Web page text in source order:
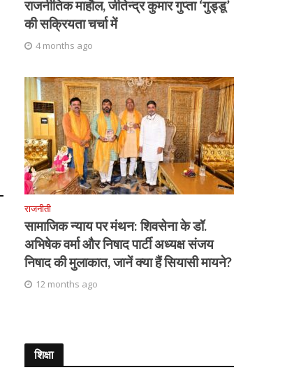
राजनीतिक माहौल, जीतेन्द्र कुमार गुप्ता ‘गुड्डू’
की सक्रियता चर्चा में
4 months ago
राजनीती
सामाजिक न्याय पर मंथन: शिवसेना के डॉ.
अभिषेक वर्मा और निषाद पार्टी अध्यक्ष संजय
निषाद की मुलाकात, जानें क्या हैं सियासी मायने?
12 months ago
शिक्षा